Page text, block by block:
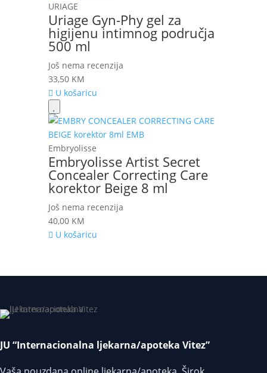
URIAGE
Uriage Gyn-Phy gel za
higijenu intimnog područja
500 ml
Još nema recenzija
33,50 KM
U košaricu
Embryolisse
Embryolisse Artist Secret
Concealer Correcting Care
korektor Beige 8 ml
Još nema recenzija
40,00 KM
U košaricu
JU “Internacionalna ljekarna/apoteka Vitez”